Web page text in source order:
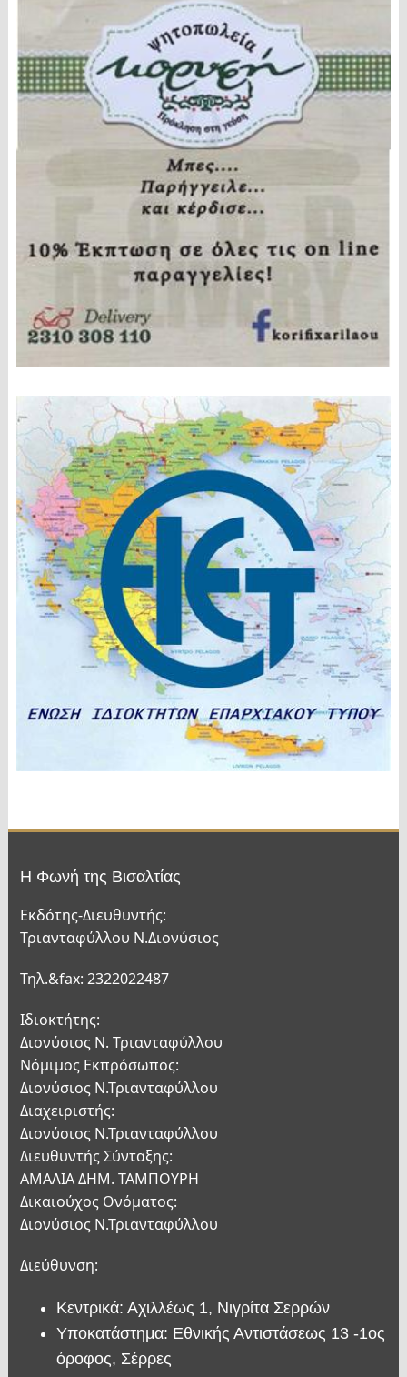
Η Φωνή της Βισαλτίας
Εκδότης-Διευθυντής:
Τριανταφύλλου Ν.Διονύσιος
Τηλ.&fax: 2322022487
Ιδιοκτήτης:
Διονύσιος Ν. Τριανταφύλλου
Νόμιμος Εκπρόσωπος:
Διονύσιος Ν.Τριανταφύλλου
Διαχειριστής:
Διονύσιος Ν.Τριανταφύλλου
Διευθυντής Σύνταξης:
ΑΜΑΛΙΑ ΔΗΜ. ΤΑΜΠΟΥΡΗ
Δικαιούχος Ονόματος:
Διονύσιος Ν.Τριανταφύλλου
Διεύθυνση:
Κεντρικά: Αχιλλέως 1, Νιγρίτα Σερρών
Υποκατάστημα: Εθνικής Αντιστάσεως 13 -1ος
όροφος, Σέρρες